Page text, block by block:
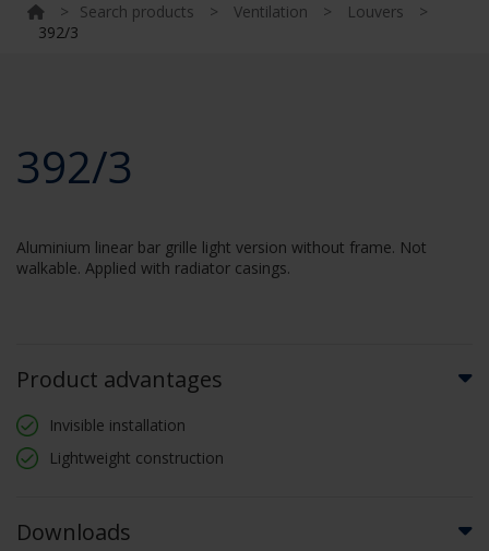
> Search products > Ventilation > Louvers
>
392/3
392/3
Aluminium linear bar grille light version without frame. Not
walkable. Applied with radiator casings.
Product advantages
Invisible installation
Lightweight construction
Downloads